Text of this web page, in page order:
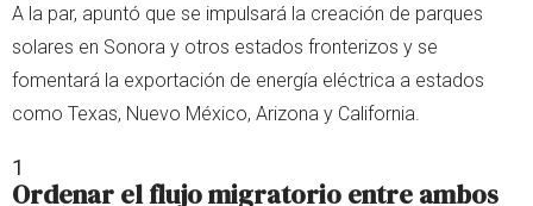
A la par, apuntó que se impulsará la creación de parques
solares en Sonora y otros estados fronterizos y se
fomentará la exportación de energía eléctrica a estados
como Texas, Nuevo México, Arizona y California.
1
Ordenar el flujo migratorio entre ambos